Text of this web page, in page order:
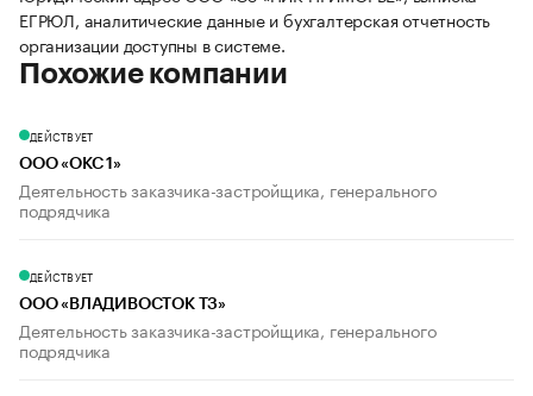
ЕГРЮЛ, аналитические данные и бухгалтерская отчетность
организации доступны в системе.
Похожие компании
ДЕЙСТВУЕТ
ООО «ОКС 1»
Деятельность заказчика-застройщика, генерального
подрядчика
ДЕЙСТВУЕТ
ООО «ВЛАДИВОСТОК ТЗ»
Деятельность заказчика-застройщика, генерального
подрядчика